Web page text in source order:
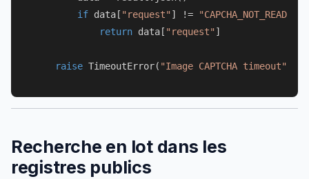
if data[ "request" ] != "CAPCHA_NOT_READY"
return data[ "request" ]
raise TimeoutError( "Image CAPTCHA timeout"
Recherche en lot dans les
registres publics